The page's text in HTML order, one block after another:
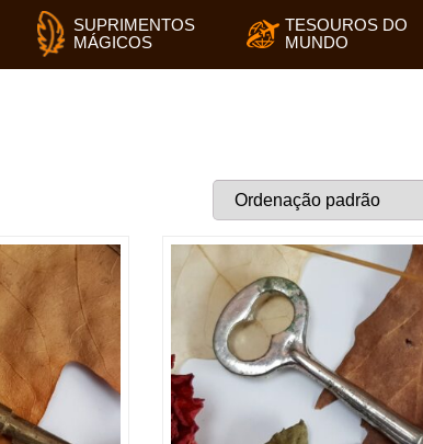
SUPRIMENTOS
MÁGICOS
TESOUROS DO
MUNDO